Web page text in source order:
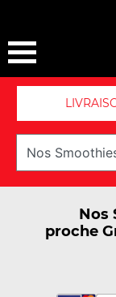
Nos
proche